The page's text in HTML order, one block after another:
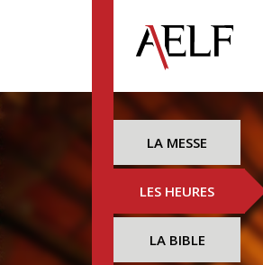
LA MESSE
LES HEURES
LA BIBLE